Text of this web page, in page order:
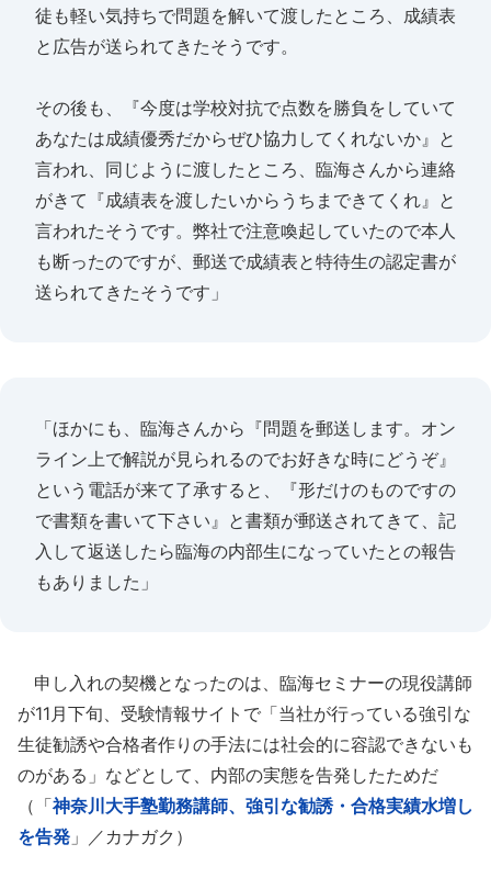
徒も軽い気持ちで問題を解いて渡したところ、成績表
と広告が送られてきたそうです。
その後も、『今度は学校対抗で点数を勝負をしていて
あなたは成績優秀だからぜひ協力してくれないか』と
言われ、同じように渡したところ、臨海さんから連絡
がきて『成績表を渡したいからうちまできてくれ』と
言われたそうです。弊社で注意喚起していたので本人
も断ったのですが、郵送で成績表と特待生の認定書が
送られてきたそうです」
「ほかにも、臨海さんから『問題を郵送します。オン
ライン上で解説が見られるのでお好きな時にどうぞ』
という電話が来て了承すると、『形だけのものですの
で書類を書いて下さい』と書類が郵送されてきて、記
入して返送したら臨海の内部生になっていたとの報告
もありました」
申し入れの契機となったのは、臨海セミナーの現役講師
が11月下旬、受験情報サイトで「当社が行っている強引な
生徒勧誘や合格者作りの手法には社会的に容認できないも
のがある」などとして、内部の実態を告発したためだ
（「神奈川大手塾勤務講師、強引な勧誘・合格実績水増し
を告発 」／カナガク）